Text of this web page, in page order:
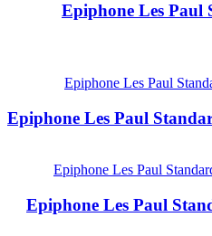
Epiphone Les Paul
Epiphone Les Paul
Epiphone Les Paul